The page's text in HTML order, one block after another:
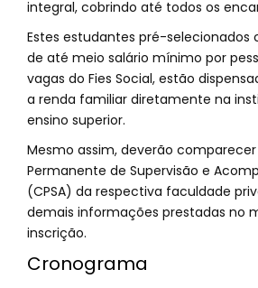
integral, cobrindo até todos os
Estes estudantes pré-
de até meio salário mínimo por
vagas do Fies Social, estão
a renda familiar diretamente na
ensino superior.
Mesmo assim, deverão
Permanente de Supervisão e
(CPSA) da respectiva faculdade
demais informações prestadas no
inscrição.
Cronograma